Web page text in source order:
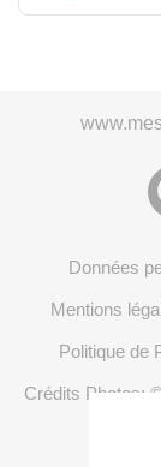
Données
Mentions
Politique de
Crédits Photos: